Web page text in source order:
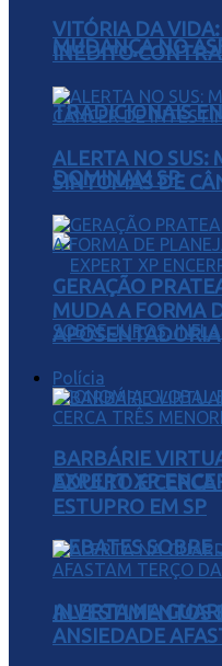
MUDANÇA NO
TRADICIONAIS
DOMINAM SP
EXPERT XP
DEBATES SOBRE
INVESTIMENTOS
VITÓRIA DA
INÉDITO
ALERTA NO SUS:
SINTOMAS DE
GERAÇÃO
MUDA A FORMA
APOSENTADORIA
Polícia
BARBÁRIE
ADULTO E
ESTUPRO EM SP
ALERTA NA
ANSIEDADE